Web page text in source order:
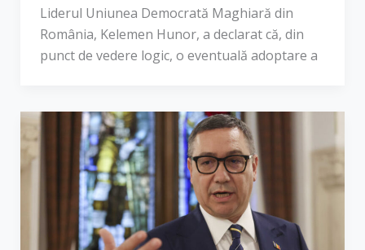
Liderul Uniunea Democrată Maghiară din
România, Kelemen Hunor, a declarat că, din
punct de vedere logic, o eventuală adoptare a